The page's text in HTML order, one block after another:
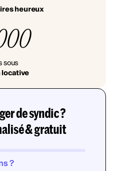
heureux
sous
de syndic ?
& gratuit
?